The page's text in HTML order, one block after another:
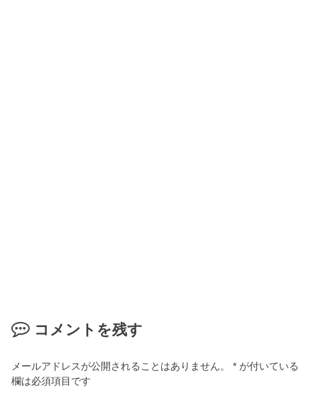
コメントを残す
メールアドレスが公開されることはありません。 * が付いている
欄は必須項目です